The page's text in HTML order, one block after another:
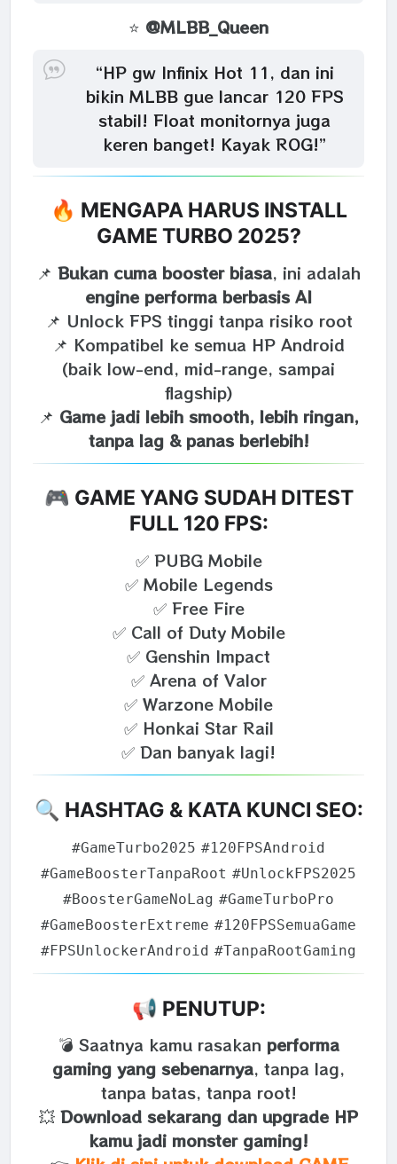
⭐ @MLBB_Queen
“HP gw Infinix Hot 11, dan ini
bikin MLBB gue lancar 120 FPS
stabil! Float monitornya juga
keren banget! Kayak ROG!”
🔥 MENGAPA HARUS INSTALL
GAME TURBO 2025?
📌 Bukan cuma booster biasa, ini adalah
engine performa berbasis AI
📌 Unlock FPS tinggi tanpa risiko root
📌 Kompatibel ke semua HP Android
(baik low-end, mid-range, sampai
flagship)
📌 Game jadi lebih smooth, lebih ringan,
tanpa lag & panas berlebih!
🎮 GAME YANG SUDAH DITEST
FULL 120 FPS:
✅ PUBG Mobile
✅ Mobile Legends
✅ Free Fire
✅ Call of Duty Mobile
✅ Genshin Impact
✅ Arena of Valor
✅ Warzone Mobile
✅ Honkai Star Rail
✅ Dan banyak lagi!
🔍 HASHTAG & KATA KUNCI SEO:
#GameTurbo2025 #120FPSAndroid
#GameBoosterTanpaRoot #UnlockFPS2025
#BoosterGameNoLag #GameTurboPro
#GameBoosterExtreme #120FPSSemuaGame
#FPSUnlockerAndroid #TanpaRootGaming
📢 PENUTUP:
💣 Saatnya kamu rasakan performa
gaming yang sebenarnya, tanpa lag,
tanpa batas, tanpa root!
💥 Download sekarang dan upgrade HP
kamu jadi monster gaming!